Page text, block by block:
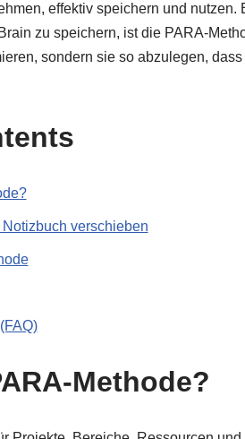
effektiv speichern und
zu speichern, ist die PARA-
sondern sie so abzulegen,
verschieben
Methode?